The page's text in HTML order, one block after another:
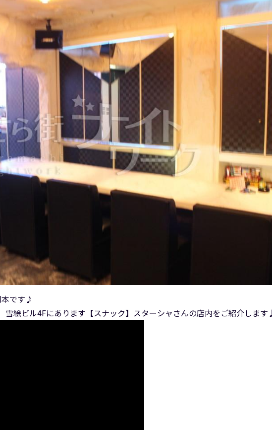
本です♪
絵ビル4Fにあります【スナック】スターシャさんの店内をご紹介します